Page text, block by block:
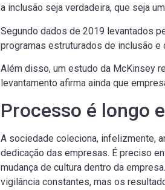
a inclusão seja verdadeira, que seja
Segundo dados de 2019 levantados
programas estruturados de inclusão
Além disso, um estudo da McKinsey
levantamento afirma ainda que
Processo é longo
A sociedade coleciona, infelizmente,
dedicação das empresas. É preciso
mudança de cultura dentro da
vigilância constantes, mas os